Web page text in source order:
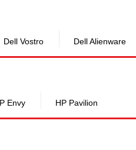
Dell Vostro Dell Alienware
Envy HP Pavilion